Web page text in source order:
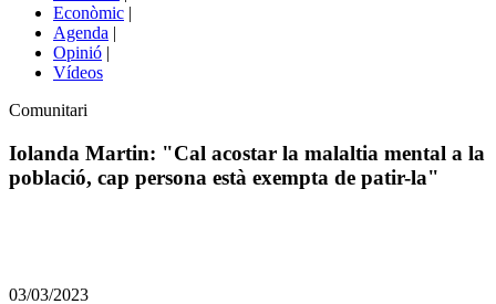
Econòmic |
Agenda |
Opinió |
Vídeos
Àmbit
la
notícia
Comunitari
Iolanda Martin: "Cal acostar la malaltia mental a la
població, cap persona està exempta de patir-la"
en
03/03/2023